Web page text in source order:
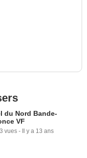
du Nord Bande-
VF
vues - Il y a 13 ans